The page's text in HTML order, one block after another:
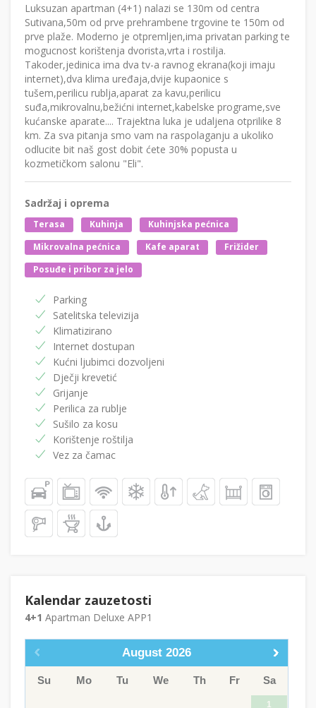
Luksuzan apartman (4+1) nalazi se 130m od centra
Sutivana,50m od prve prehrambene trgovine te 150m od
prve plaže. Moderno je otpremljen,ima privatan parking te
mogucnost korištenja dvorista,vrta i rostilja.
Takoder,jedinica ima dva tv-a ravnog ekrana(koji imaju
internet),dva klima uređaja,dvije kupaonice s
tušem,perilicu rublja,aparat za kavu,perilicu
suđa,mikrovalnu,bežićni internet,kabelske programe,sve
kućanske aparate.... Trajektna luka je udaljena otprilike 8
km. Za sva pitanja smo vam na raspolaganju a ukoliko
odlucite bit naš gost dobit ćete 30% popusta u
kozmetičkom salonu "Eli".
Sadržaj i oprema
Terasa Kuhinja
Kuhinjska pećnica
Mikrovalna pećnica
Kafe aparat
Frižider
Posuđe i pribor za jelo
Parking
Satelitska televizija
Klimatizirano
Internet dostupan
Kućni ljubimci dozvoljeni
Dječji krevetić
Grijanje
Perilica za rublje
Sušilo za kosu
Korištenje roštilja
Vez za čamac
Kalendar zauzetosti
4+1 Apartman Deluxe APP1
August 2026
Su Mo Tu We Th Fr Sa
1